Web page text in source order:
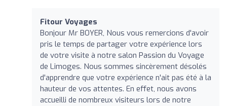
Fitour Voyages
Bonjour Mr BOYER, Nous vous remercions d'avoir
pris le temps de partager votre expérience lors
de votre visite à notre salon Passion du Voyage
de Limoges. Nous sommes sincèrement désolés
d'apprendre que votre expérience n'ait pas été à la
hauteur de vos attentes. En effet, nous avons
accueilli de nombreux visiteurs lors de notre